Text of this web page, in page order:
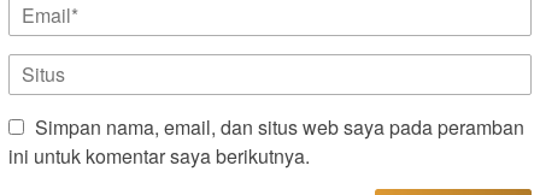
Simpan nama, email, dan situs web saya pada peramban
ini untuk komentar saya berikutnya.